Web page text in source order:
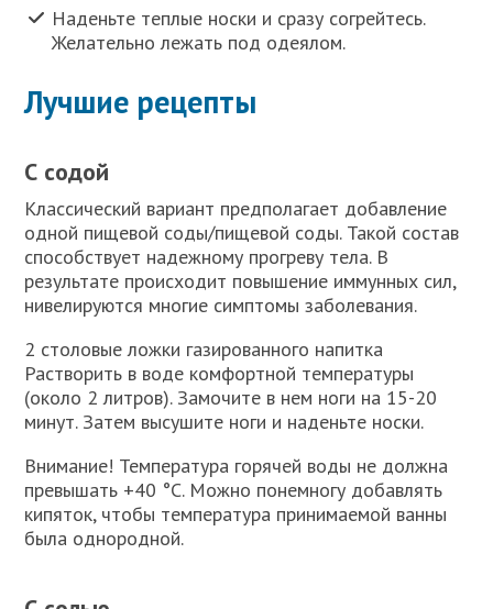
Наденьте теплые носки и сразу согрейтесь.
Желательно лежать под одеялом.
Лучшие рецепты
С содой
Классический вариант предполагает добавление
одной пищевой соды/пищевой соды. Такой состав
способствует надежному прогреву тела. В
результате происходит повышение иммунных сил,
нивелируются многие симптомы заболевания.
2 столовые ложки газированного напитка
Растворить в воде комфортной температуры
(около 2 литров). Замочите в нем ноги на 15-20
минут. Затем высушите ноги и наденьте носки.
Внимание! Температура горячей воды не должна
превышать +40 °C. Можно понемногу добавлять
кипяток, чтобы температура принимаемой ванны
была однородной.